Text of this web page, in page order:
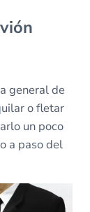
general de
o fletar
un poco
a paso del